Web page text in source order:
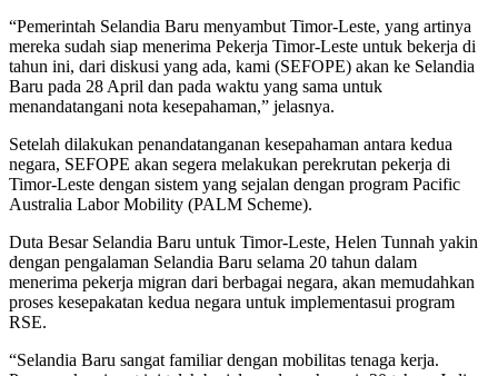
“Pemerintah Selandia Baru menyambut Timor-Leste, yang artinya
mereka sudah siap menerima Pekerja Timor-Leste untuk bekerja di
tahun ini, dari diskusi yang ada, kami (SEFOPE) akan ke Selandia
Baru pada 28 April dan pada waktu yang sama untuk
menandatangani nota kesepahaman,” jelasnya.
Setelah dilakukan penandatanganan kesepahaman antara kedua
negara, SEFOPE akan segera melakukan perekrutan pekerja di
Timor-Leste dengan sistem yang sejalan dengan program Pacific
Australia Labor Mobility (PALM Scheme).
Duta Besar Selandia Baru untuk Timor-Leste, Helen Tunnah yakin
dengan pengalaman Selandia Baru selama 20 tahun dalam
menerima pekerja migran dari berbagai negara, akan memudahkan
proses kesepakatan kedua negara untuk implementasui program
RSE.
“Selandia Baru sangat familiar dengan mobilitas tenaga kerja.